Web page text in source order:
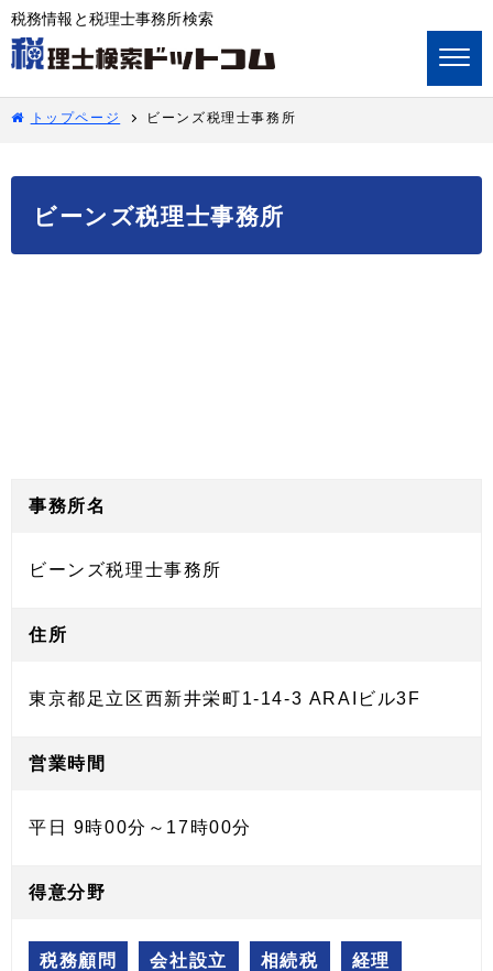
税務情報と税理士事務所検索
トップページ ビーンズ税理士事務所
ビーンズ税理士事務所
事務所名
ビーンズ税理士事務所
住所
東京都足立区西新井栄町1-14-3 ARAIビル3F
営業時間
平日 9時00分～17時00分
得意分野
税務顧問 会社設立 相続税 経理